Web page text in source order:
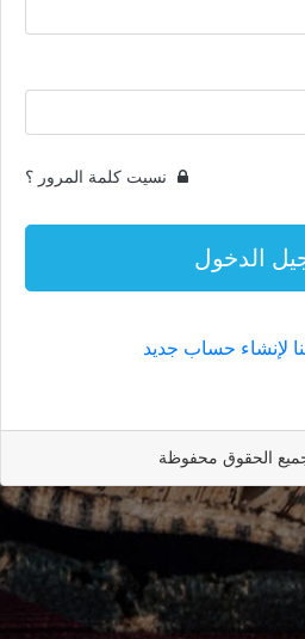
نسيت كلمة المرور ؟
الدخول
لإنشاء حساب جديد